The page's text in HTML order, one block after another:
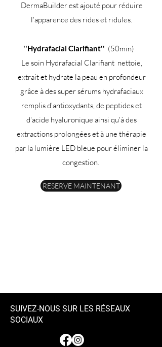
DermaBuilder est ajouté pour réduire
l'apparence des rides et ridules.
''Hydrafacial Clarifiant'' (50min)
Le soin Hydrafacial Clarifiant nettoie,
extrait et hydrate la peau en profondeur
grâce à des super sérums hydrafaciaux
remplis d'antioxydants, de peptides et
d'acide hyaluronique ainsi qu'à des
extractions prolongées et à une thérapie
par la lumière LED bleue pour éliminer la
congestion.
RESERVE MAINTENANT
SUIVEZ-NOUS SUR LES RÉSEAUX
SOCIAUX